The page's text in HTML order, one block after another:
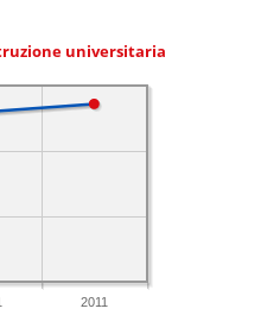
universitaria
2011